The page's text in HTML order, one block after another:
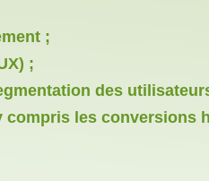
;
;
des
compris les conversions